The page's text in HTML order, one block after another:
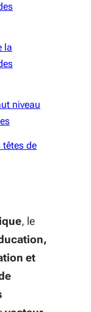
la
niveau
têtes de
, le
et